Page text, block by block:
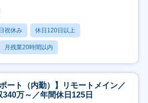
祝休み 休日120日以上
月残業20時間以内
ート（内勤）】リモートメイン／
万～／年間休日125日